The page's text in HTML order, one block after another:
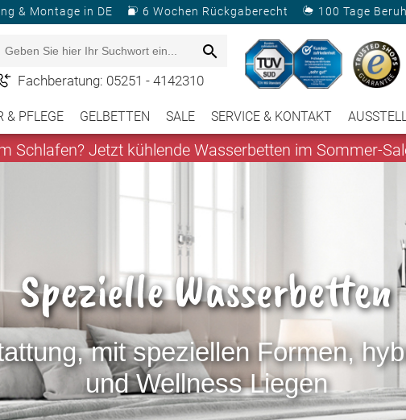
& Montage in DE 6 Wochen Rückgaberecht 100 Tage
Fachberatung: 05251 - 4142310
& PFLEGE GELBETTEN SALE SERVICE & KONTAKT
Schlafen? Jetzt kühlende Wasserbetten im Sommer-
Spezielle Wasserbetten
mit speziellen Formen,
und Wellness Liegen